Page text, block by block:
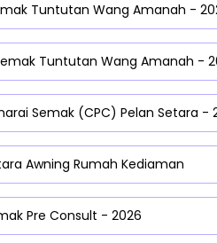
Tuntutan Wang Amanah -
Tuntutan Wang Amanah -
Semak (CPC) Pelan Setara -
Awning Rumah Kediaman
Pre Consult - 2026